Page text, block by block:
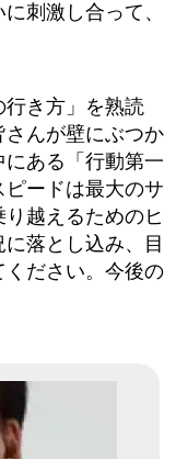
刺激し合って、
き方」を熟読
さんが壁にぶつか
ある「行動第一
ードは最大のサ
越えるためのヒ
落とし込み、目
ださい。今後の